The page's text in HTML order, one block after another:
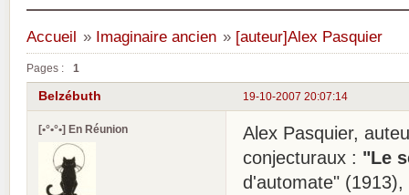
Accueil » Imaginaire ancien » [auteur]Alex Pasquier
Pages : 1
19-10-2007 20:07:14
Belzébuth
[•°•°•] En Réunion
Alex Pasquier,
conjecturaux : "Le
d'automate"